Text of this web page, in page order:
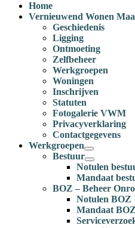
Home
Vernieuwend Wonen
Geschiedenis
Ligging
Ontmoeting
Zelfbeheer
Werkgroepen
Woningen
Inschrijven
Statuten
Fotogalerie VWM
Privacyverklaring
Contactgegevens
Werkgroepen
Bestuur
Notulen
Mandaat
BOZ – Beheer
Notulen BOZ
Mandaat BOZ